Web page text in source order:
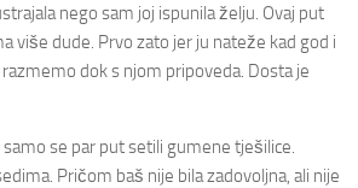
nego sam joj ispunila želju. Ovaj put
više dude. Prvo zato jer ju nateže kad god i
razmemo dok s njom pripoveda. Dosta je
se par put setili gumene tješilice.
Pričom baš nije bila zadovoljna, ali nije